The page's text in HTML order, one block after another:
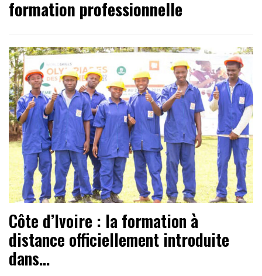
formation professionnelle
Côte d’Ivoire : la formation à
distance officiellement introduite
dans…